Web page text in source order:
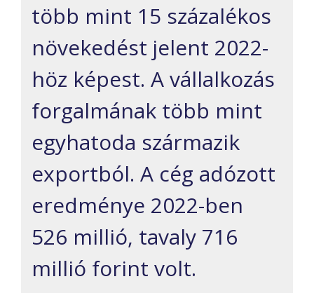
több mint 15 százalékos
növekedést jelent 2022-
höz képest. A vállalkozás
forgalmának több mint
egyhatoda származik
exportból. A cég adózott
eredménye 2022-ben
526 millió, tavaly 716
millió forint volt.